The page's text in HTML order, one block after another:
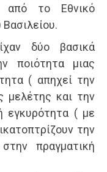
από το Εθνικό
δύο βασικά
ποιότητα μιας
( απηχεί την
μελέτης και την
εγκυρότητα ( με
την
πραγματική